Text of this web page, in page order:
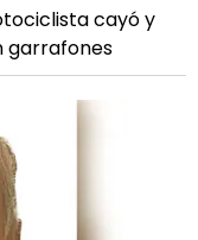
cayó y
garrafones